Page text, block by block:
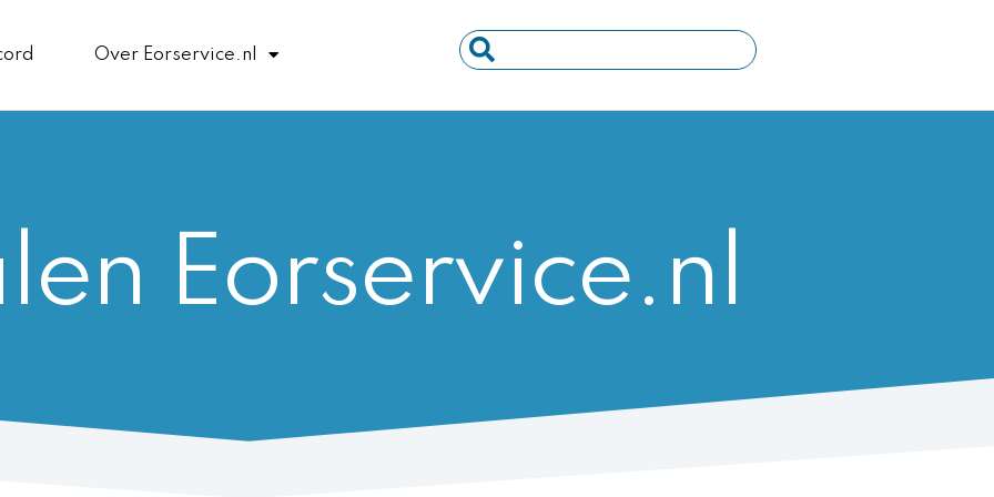
Over Eorservice.nl
Search
...
Eorservice.nl